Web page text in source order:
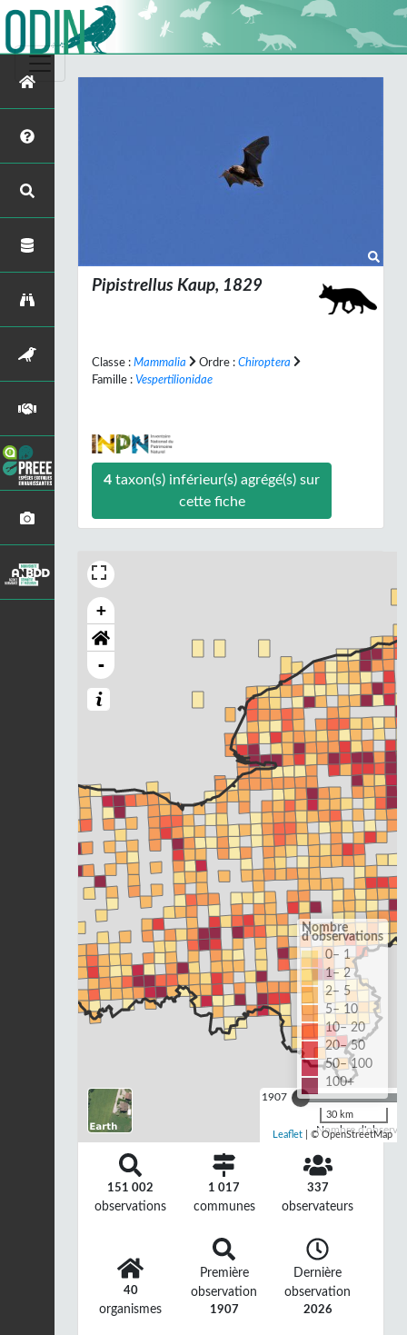
Pipistrellus Kaup, 1829
Classe : Mammalia Ordre : Chiroptera
Famille : Vespertilionidae
4taxon(s) inférieur(s) agrégé(s) sur
cette fiche
+
-
1907
Nombre
Nombre
d'observations
0– 1
1– 2
2– 5
5– 10
10– 20
20– 50
50– 100
100+
30 km
Leaflet | © OpenStreetMap
151 002
observations
1 017
communes
337
observateurs
40
organismes
Première
observation
1907
Dernière
observation
2026